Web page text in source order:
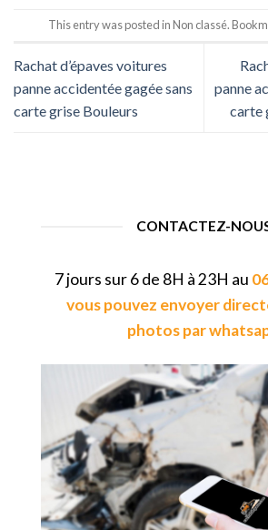
This entry was posted in Non classé.
Rachat d’épaves voitures
panne accidentée gagée sans
carte grise Bouleurs
panne
carte
CONTACTEZ-
7 jours sur 6 de 8H à 23H au
vous pouvez envoyer
photos par